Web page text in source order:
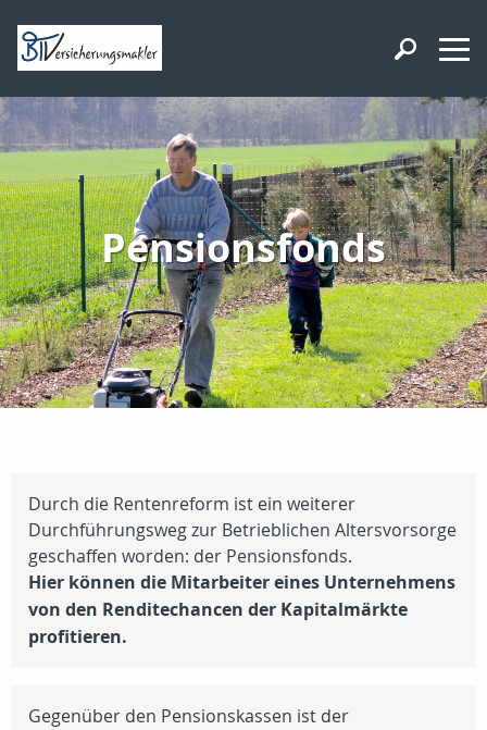
Pensionsfonds
Durch die Rentenreform ist ein weiterer
Durchführungsweg zur Betrieblichen Altersvorsorge
geschaffen worden: der Pensionsfonds.
Hier können die Mitarbeiter eines Unternehmens
von den Renditechancen der Kapitalmärkte
profitieren.
Gegenüber den Pensionskassen ist der